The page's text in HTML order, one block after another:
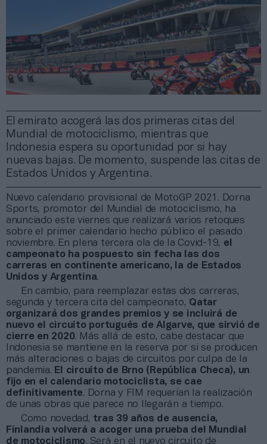
El emirato acogerá las dos primeras citas del
Mundial de motociclismo, mientras que
Indonesia espera su oportunidad por si hay
nuevas bajas. De momento, suspende las citas de
Estados Unidos y Argentina.
Nuevo calendario provisional de MotoGP 2021. Dorna
Sports, promotor del Mundial de motociclismo, ha
anunciado este viernes que realizará varios retoques
sobre el primer calendario hecho público el pasado
noviembre. En plena tercera ola de la Covid-19, el
campeonato ha pospuesto sin fecha las dos
carreras en continente americano, la de Estados
Unidos y Argentina.
En cambio, para reemplazar estas dos carreras,
segunda y tercera cita del campeonato, Qatar
organizará dos grandes premios y se incluirá de
nuevo el circuito portugués de Algarve, que sirvió de
cierre en 2020. Más allá de esto, cabe destacar que
Indonesia se mantiene en la reserva por si se producen
más alteraciones o bajas de circuitos por culpa de la
pandemia. El circuito de Brno (República Checa), un
fijo en el calendario motociclista, se cae
definitivamente. Dorna y FIM requerían la realización
de unas obras que parece no llegarán a tiempo.
Como novedad, tras 39 años de ausencia,
Finlandia volverá a acoger una prueba del Mundial
de motociclismo. Será en el nuevo circuito de